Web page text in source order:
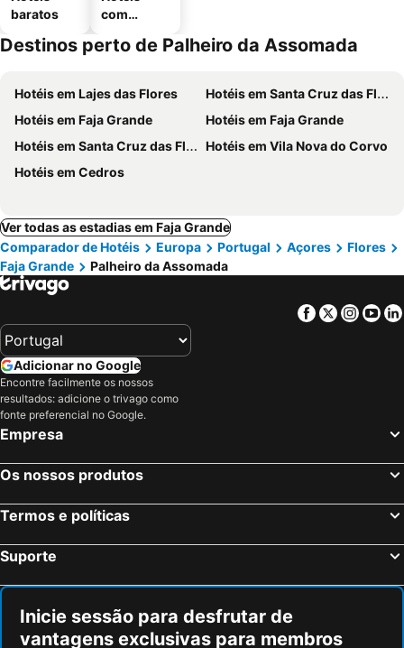
baratos
com
mento
Destinos perto de Palheiro da Assomada
Hotéis em Lajes das Flores
Hotéis em Santa Cruz das Flores
Hotéis em Faja Grande
Hotéis em Faja Grande
Hotéis em Santa Cruz das Flores
Hotéis em Vila Nova do Corvo
Hotéis em Cedros
Ver todas as estadias em Faja Grande
Comparador de Hotéis
Europa Portugal Açores
Flores
Faja Grande
Palheiro da Assomada
Facebook
Twitter
Adicionar no Google
Encontre facilmente os nossos
resultados: adicione o trivago como
fonte preferencial no Google.
Empresa
Os nossos produtos
Termos e políticas
Suporte
Inicie sessão para desfrutar de
vantagens exclusivas para membros